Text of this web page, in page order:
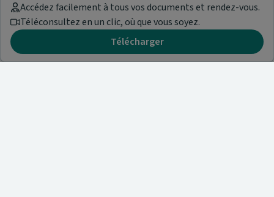
Accédez facilement à tous vos documents et rendez-vous.
Téléconsultez en un clic, où que vous soyez.
Télécharger